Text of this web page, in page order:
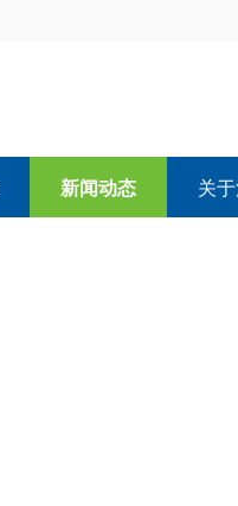
新闻动态 关